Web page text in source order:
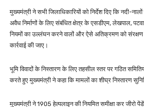
मुख्यमंत्री ने सभी जिलाधिकारियों को निर्देश दिए कि नदी-
अवैध निर्माणों के लिए संबंधित क्षेत्र के एसडीएम, लेखपाल,
नियमों का उल्लंघन करने वालों और ऐसे अतिक्रमण को
कार्रवाई की जाए।
भूमि विवादों के निस्तारण के लिए तहसील स्तर पर गठित
करते हुए मुख्यमंत्री ने कहा कि मामलों का शीघ्र निस्तारण
मुख्यमंत्री ने 1905 हेल्पलाइन की नियमित समीक्षा कर जीरो